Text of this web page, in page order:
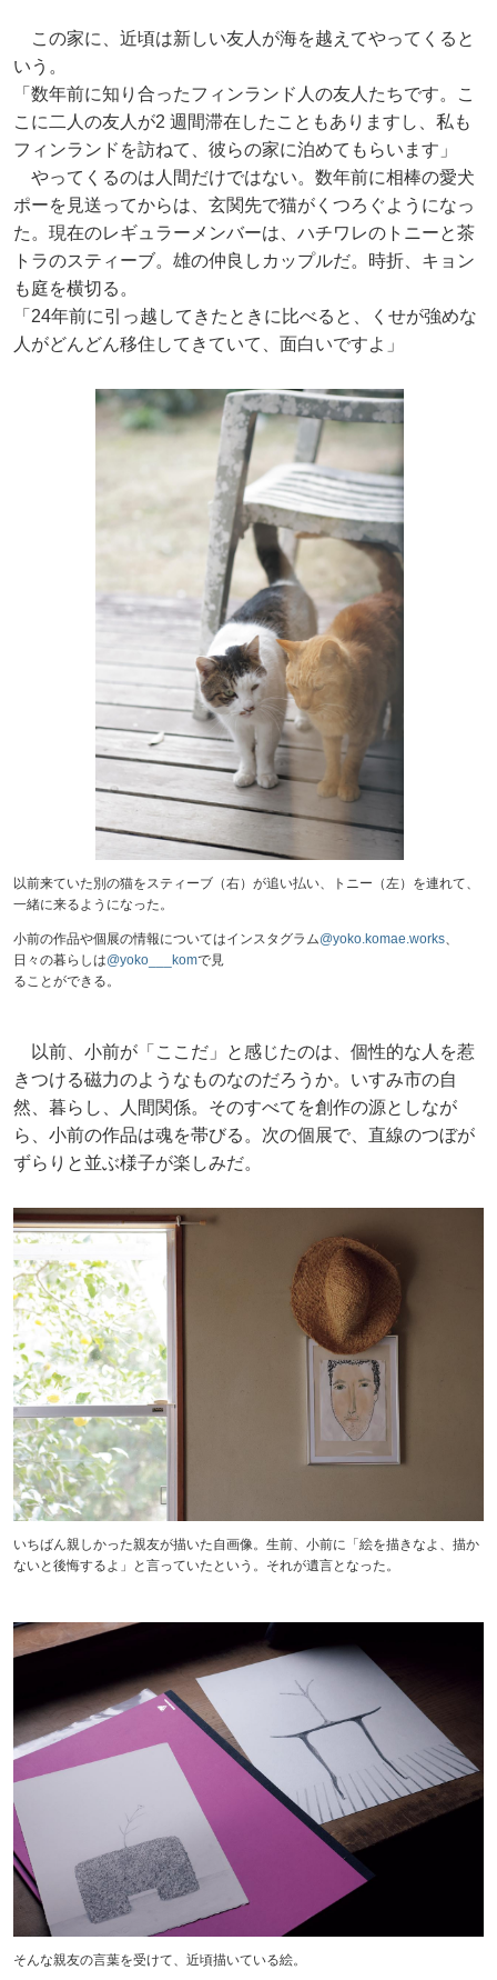
この家に、近頃は新しい友人が海を越えてやってくると
いう。
「数年前に知り合ったフィンランド人の友人たちです。こ
こに二人の友人が2 週間滞在したこともありますし、私も
フィンランドを訪ねて、彼らの家に泊めてもらいます」
やってくるのは人間だけではない。数年前に相棒の愛犬
ポーを見送ってからは、玄関先で猫がくつろぐようになっ
た。現在のレギュラーメンバーは、ハチワレのトニーと茶
トラのスティーブ。雄の仲良しカップルだ。時折、キョン
も庭を横切る。
「24年前に引っ越してきたときに比べると、くせが強めな
人がどんどん移住してきていて、面白いですよ」
以前来ていた別の猫をスティーブ（右）が追い払い、トニー（左）を連れて、
一緒に来るようになった。
小前の作品や個展の情報についてはインスタグラム@yoko.komae.works
日々の暮らしは@yoko___komで見
ることができる。
以前、小前が「ここだ」と感じたのは、個性的な人を惹
きつける磁力のようなものなのだろうか。いすみ市の自
然、暮らし、人間関係。そのすべてを創作の源としなが
ら、小前の作品は魂を帯びる。次の個展で、直線のつぼが
ずらりと並ぶ様子が楽しみだ。
いちばん親しかった親友が描いた自画像。生前、小前に「絵を描きなよ、描か
ないと後悔するよ」と言っていたという。それが遺言となった。
そんな親友の言葉を受けて、近頃描いている絵。